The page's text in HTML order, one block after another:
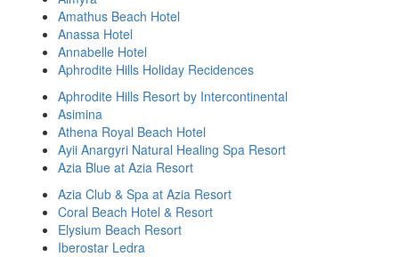
Amathus Beach Hotel
Anassa Hotel
Annabelle Hotel
Aphrodite Hills Holiday Recidences
Aphrodite Hills Resort by Intercontinental
Asimina
Athena Royal Beach Hotel
Ayii Anargyri Natural Healing Spa Resort
Azia Blue at Azia Resort
Azia Club & Spa at Azia Resort
Coral Beach Hotel & Resort
Elysium Beach Resort
Iberostar Ledra